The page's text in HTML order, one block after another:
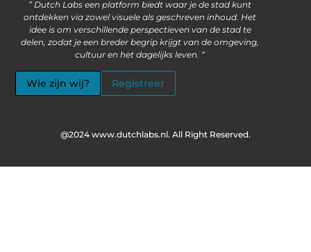
” Dutch Labs een platform biedt waar je de stad kunt
ontdekken via zowel visuele als geschreven inhoud. Het
idee is om verschillende perspectieven van de stad te
delen, zodat je een breder begrip krijgt van de omgeving,
cultuur en het dagelijks leven. “
Wie zijn wij? Registreer
@2024 www.dutchlabs.nl. All Right Reserved.